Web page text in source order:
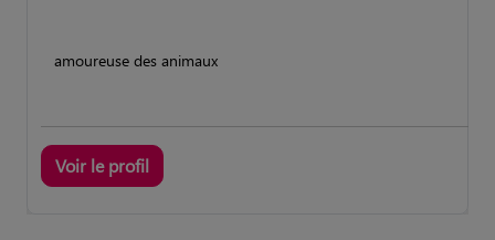
amoureuse des animaux
Voir le profil